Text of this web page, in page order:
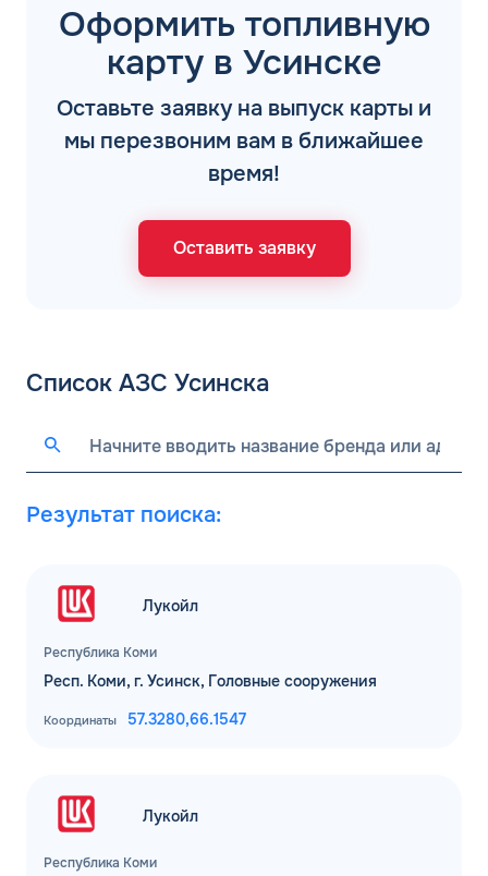
Оформить топливную
карту в Усинске
Оставьте заявку на выпуск карты и
мы перезвоним вам в ближайшее
время!
Оставить заявку
Список АЗС Усинска
Результат поиска:
Республика Коми
Лукойл
Респ. Коми, г. Усинск, Головные сооружения
Координаты 57.3280,66.1547
Республика Коми
Лукойл